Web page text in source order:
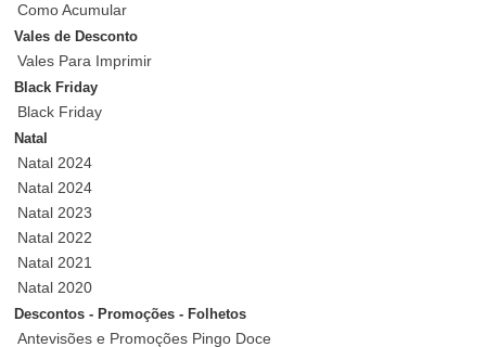
Como Acumular
Vales de Desconto
Vales Para Imprimir
Black Friday
Black Friday
Natal
Natal 2024
Natal 2024
Natal 2023
Natal 2022
Natal 2021
Natal 2020
Descontos - Promoções - Folhetos
Antevisões e Promoções Pingo Doce